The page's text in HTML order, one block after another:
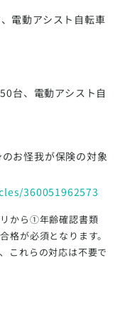
電動アシスト自転車
台、電動アシスト自
お怪我が保険の対象
360051962573
から①年齢確認書類
が必須となります。
これらの対応は不要で